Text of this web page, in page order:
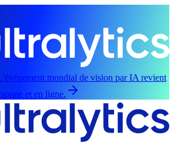
mondial de vision par IA revient
et en ligne.